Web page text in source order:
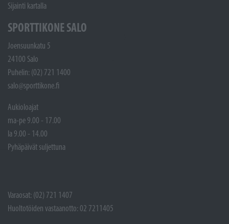
Sijainti kartalla
SPORTTIKONE SALO
Joensuunkatu 5
24100 Salo
Puhelin: (02) 721 1400
salo@sporttikone.fi
Aukioloajat
ma-pe 9.00 - 17.00
la 9.00 - 14.00
Pyhäpäivät suljettuna
Varaosat: (02) 721 1407
Huoltotöiden vastaanotto: 02 7211405